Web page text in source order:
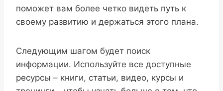
поможет вам более четко видеть путь к
своему развитию и держаться этого плана.
Следующим шагом будет поиск
информации. Используйте все доступные
ресурсы – книги, статьи, видео, курсы и